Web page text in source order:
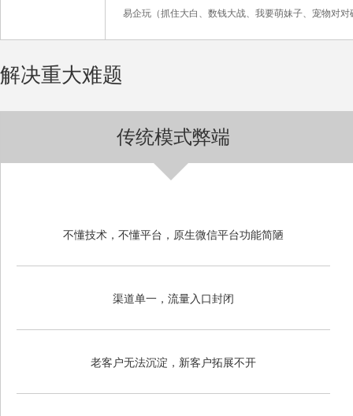
易企玩（抓住大白、数钱大战、我要萌妹子、宠物对对
解决重大难题
传统模式弊端
不懂技术，不懂平台，原生微信平台功能简陋
渠道单一，流量入口封闭
老客户无法沉淀，新客户拓展不开